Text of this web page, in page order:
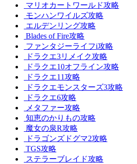
マリオカートワールド攻略
モンハンワイルズ攻略
エルデンリング攻略
Blades of Fire攻略
ファンタジーライフi攻略
ドラクエ3リメイク攻略
ドラクエ10オフライン攻略
ドラクエ11攻略
ドラクエモンスターズ3攻略
ドラクエ6攻略
メタファー攻略
知恵のかりもの攻略
魔女の泉R攻略
ドラゴンズドグマ2攻略
TGS攻略
ステラーブレイド攻略